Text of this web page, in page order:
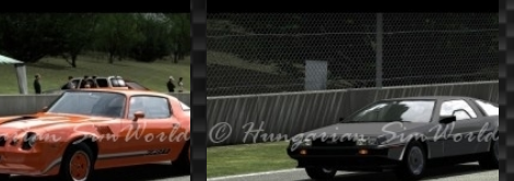
Plymouth
Hemi
Cuda
426
v2.0